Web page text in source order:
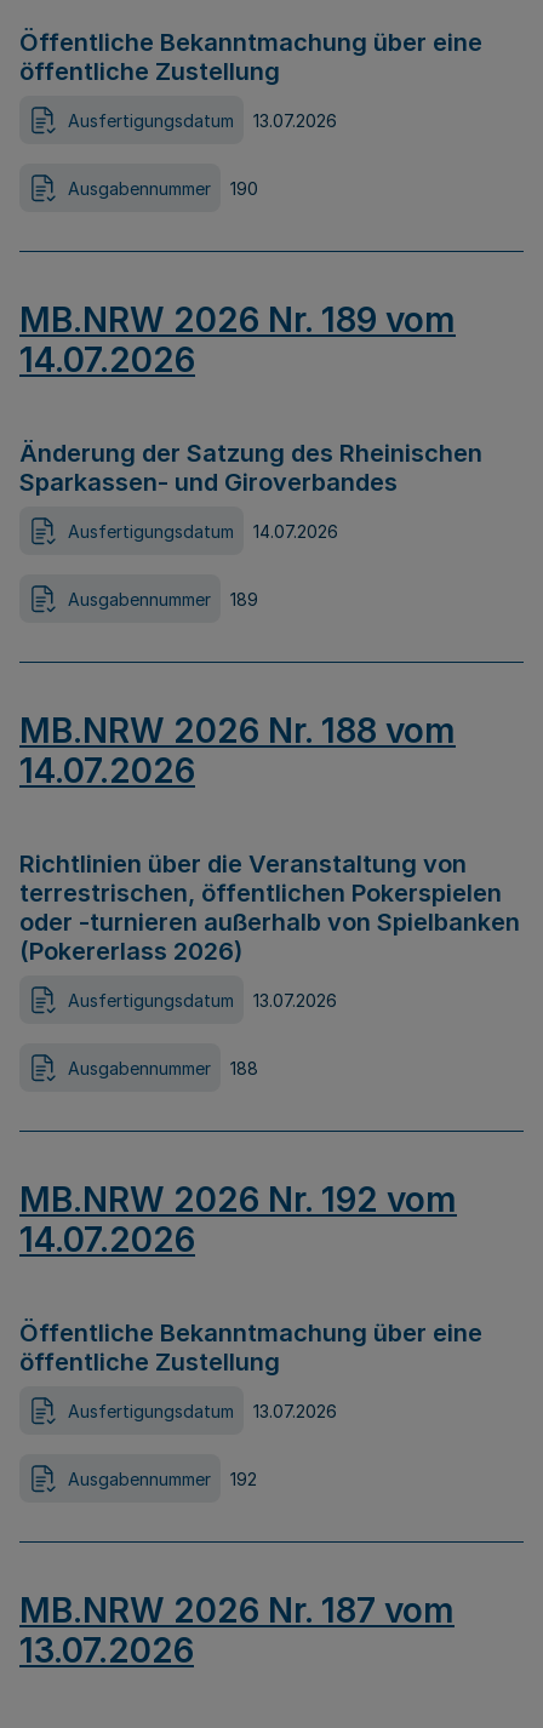
Öffentliche Bekanntmachung über eine
öffentliche Zustellung
Ausfertigungsdatum 13.07.2026
Ausgabennummer 190
MB.NRW 2026 Nr. 189 vom
14.07.2026
Änderung der Satzung des Rheinischen
Sparkassen- und Giroverbandes
Ausfertigungsdatum 14.07.2026
Ausgabennummer 189
MB.NRW 2026 Nr. 188 vom
14.07.2026
Richtlinien über die Veranstaltung von
terrestrischen, öffentlichen Pokerspielen
oder -turnieren außerhalb von Spielbanken
(Pokererlass 2026)
Ausfertigungsdatum 13.07.2026
Ausgabennummer 188
MB.NRW 2026 Nr. 192 vom
14.07.2026
Öffentliche Bekanntmachung über eine
öffentliche Zustellung
Ausfertigungsdatum 13.07.2026
Ausgabennummer 192
MB.NRW 2026 Nr. 187 vom
13.07.2026